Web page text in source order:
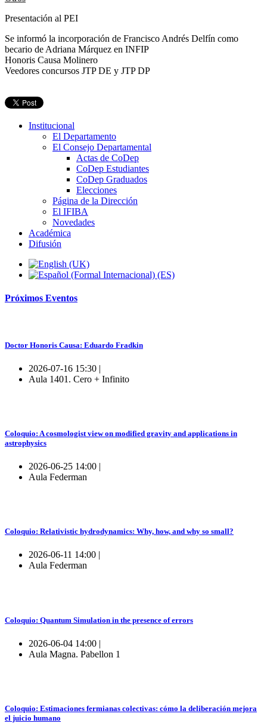
Presentación al PEI
Se informó la incorporación de Francisco Andrés Delfín como
becario de Adriana Márquez en INFIP
Honoris Causa Molinero
Veedores concursos JTP DE y JTP DP
Institucional
El Departamento
El Consejo Departamental
Actas de CoDep
CoDep Estudiantes
CoDep Graduados
Elecciones
Página de la Dirección
El IFIBA
Novedades
Académica
Difusión
Próximos Eventos
Doctor Honoris Causa: Eduardo Fradkin
2026-07-16 15:30 |
Aula 1401. Cero + Infinito
Coloquio: A cosmologist view on modified gravity and applications in
astrophysics
2026-06-25 14:00 |
Aula Federman
Coloquio: Relativistic hydrodynamics: Why, how, and why so small?
2026-06-11 14:00 |
Aula Federman
Coloquio: Quantum Simulation in the presence of errors
2026-06-04 14:00 |
Aula Magna. Pabellon 1
Coloquio: Estimaciones fermianas colectivas: cómo la deliberación mejora
el juicio humano